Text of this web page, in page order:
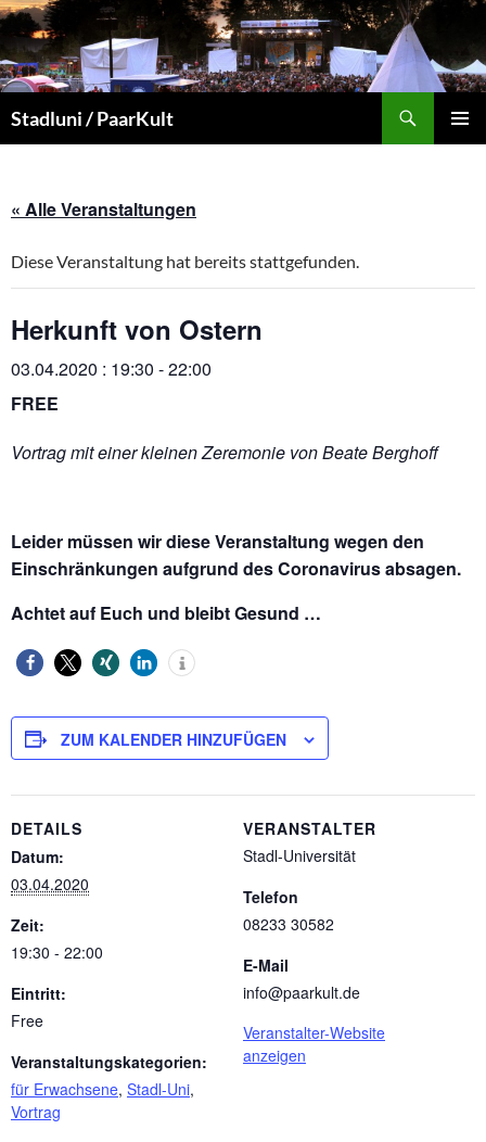
Stadluni / PaarKult
« Alle Veranstaltungen
Diese Veranstaltung hat bereits stattgefunden.
Herkunft von Ostern
03.04.2020 : 19:30 -22:00
FREE
Vortrag mit einer kleinen Zeremonie von Beate Berghoff
Leider müssen wir diese Veranstaltung wegen den
Einschränkungen aufgrund des Coronavirus absagen.
Achtet auf Euch und bleibt Gesund …
ZUM KALENDER HINZUFÜGEN
DETAILS
Datum:
03.04.2020
Zeit:
19:30 - 22:00
Eintritt:
Free
Veranstaltungskategorien:
für Erwachsene, Stadl-Uni,
Vortrag
VERANSTALTER
Stadl-Universität
Telefon
08233 30582
E-Mail
info@paarkult.de
Veranstalter-Website
anzeigen